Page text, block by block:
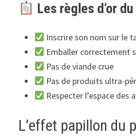
Les règles d’or
Inscrire son nom sur le
Emballer correctement
Pas de viande crue
Pas de produits ultra-
Respecter l’espace des
L’effet papillon du